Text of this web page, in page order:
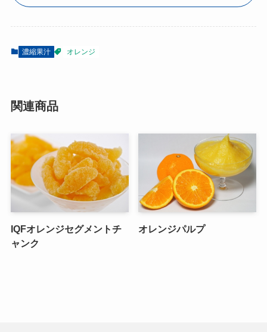
濃縮果汁 オレンジ
関連商品
IQFオレンジセグメントチ
ャンク
オレンジパルプ